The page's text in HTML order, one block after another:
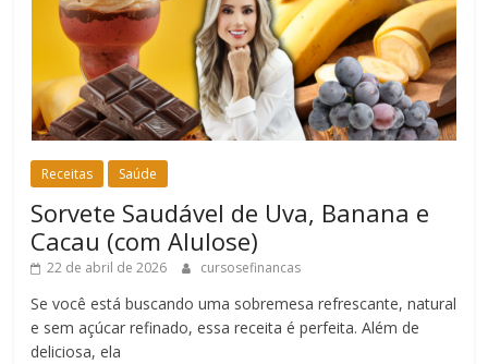
Receitas Saúde
Sorvete Saudável de Uva, Banana e
Cacau (com Alulose)
22 de abril de 2026 cursosefinancas
Se você está buscando uma sobremesa refrescante, natural
e sem açúcar refinado, essa receita é perfeita. Além de
deliciosa, ela